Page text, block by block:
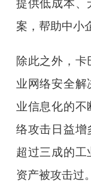
提供低成本、
案，帮助中小
除此之外，卡
业网络安全解
业信息化的不
络攻击日益增
超过三成的
资产被攻击过。